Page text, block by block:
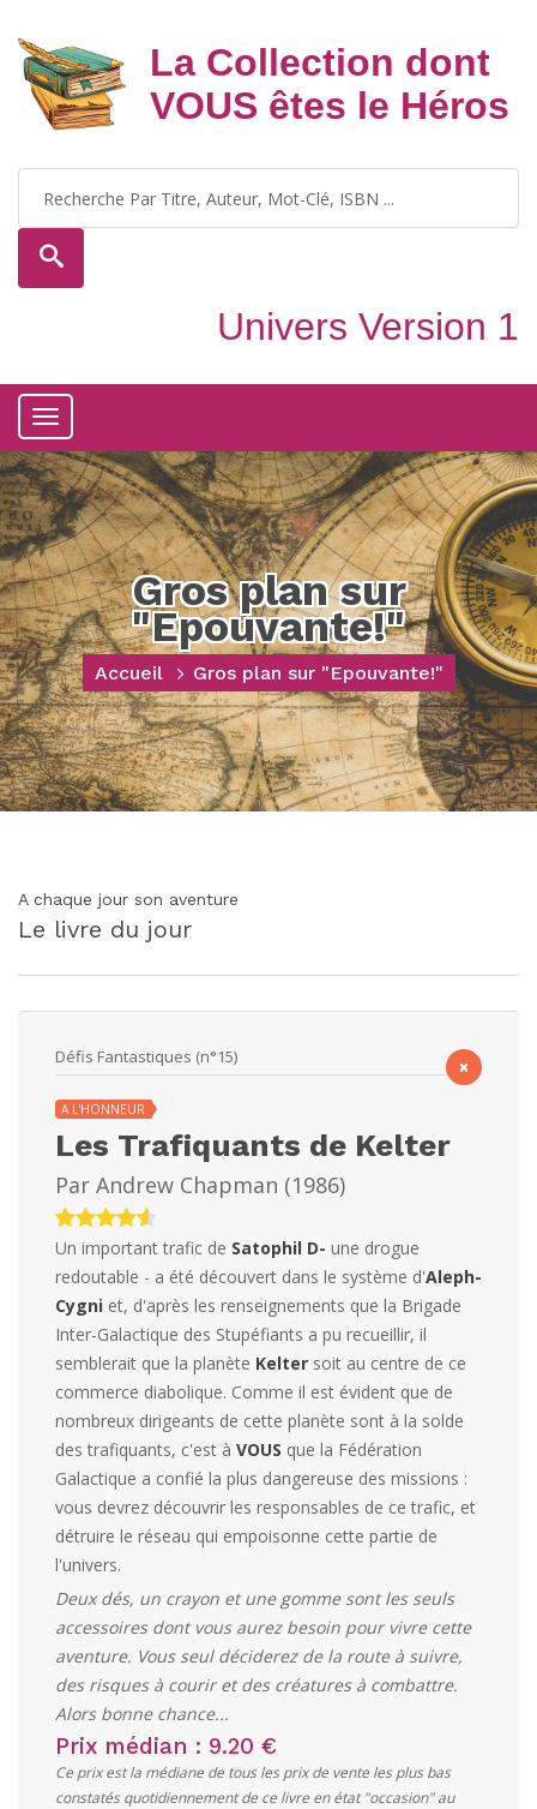
La Collection dont
VOUS êtes le Héros
Univers Version 1
Toggle
navigation
Gros plan sur
"Epouvante!"
Accueil Gros plan sur "Epouvante!"
A chaque jour son aventure
Le livre du jour
×
Défis Fantastiques (n°15)
A L'HONNEUR
Les Trafiquants de Kelter
Par Andrew Chapman (1986)
Un important trafic de Satophil D- une drogue
redoutable - a été découvert dans le système d'Aleph-
Cygni et, d'après les renseignements que la Brigade
Inter-Galactique des Stupéfiants a pu recueillir, il
semblerait que la planète Kelter soit au centre de ce
commerce diabolique. Comme il est évident que de
nombreux dirigeants de cette planète sont à la solde
des trafiquants, c'est à VOUS que la Fédération
Galactique a confié la plus dangereuse des missions :
vous devrez découvrir les responsables de ce trafic, et
détruire le réseau qui empoisonne cette partie de
l'univers.
Deux dés, un crayon et une gomme sont les seuls
accessoires dont vous aurez besoin pour vivre cette
aventure. Vous seul déciderez de la route à suivre,
des risques à courir et des créatures à combattre.
Alors bonne chance...
Prix médian : 9.20 €
Ce prix est la médiane de tous les prix de vente les plus bas
constatés quotidiennement de ce livre en état "occasion" au